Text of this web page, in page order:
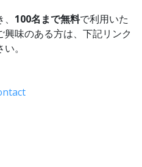
100名まで無料で利用いた
味のある方は、下記リンク
。